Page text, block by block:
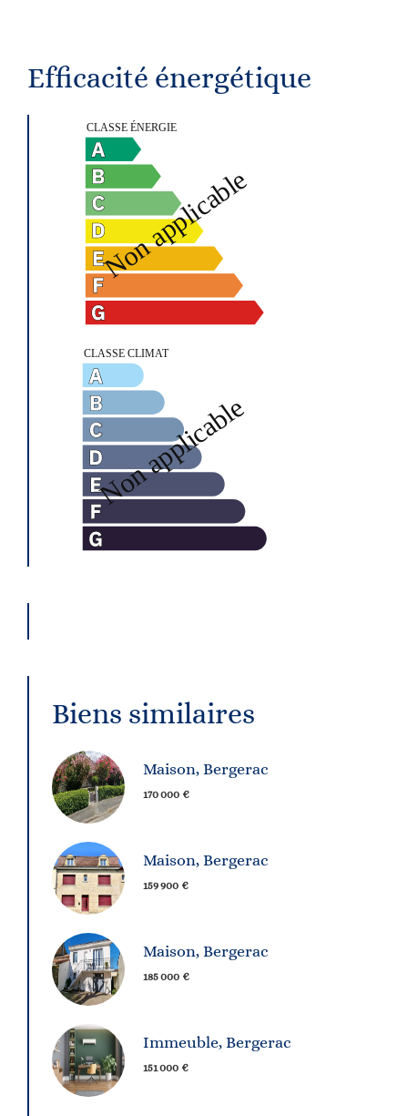
Efficacité énergétique
Biens similaires
Maison, Bergerac
170 000 €
Maison, Bergerac
159 900 €
Maison, Bergerac
185 000 €
Immeuble, Bergerac
151 000 €